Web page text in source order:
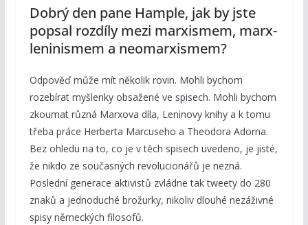
Dobrý den pane Hample, jak by jste
popsal rozdíly mezi marxismem, marx-
leninismem a neomarxismem?
Odpověď může mít několik rovin. Mohli bychom
rozebírat myšlenky obsažené ve spisech. Mohli bychom
zkoumat různá Marxova díla, Leninovy knihy a k tomu
třeba práce Herberta Marcuseho a Theodora Adorna.
Bez ohledu na to, co je v těch spisech uvedeno, je jisté,
že nikdo ze současných revolucionářů je nezná.
Poslední generace aktivistů zvládne tak tweety do 280
znaků a jednoduché brožurky, nikoliv dlouhé nezáživné
spisy německých filosofů.